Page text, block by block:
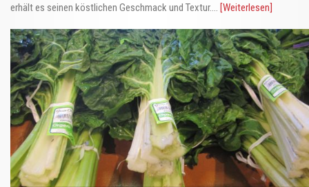
erhält es seinen köstlichen Geschmack und Textur.... [Weiterlesen]